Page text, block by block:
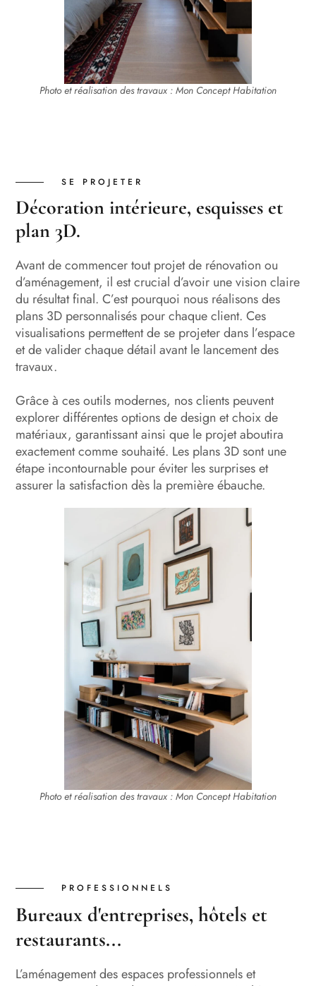
Photo et réalisation des travaux : Mon Concept Habitation
Photo et réalisation des travaux : Mon Concept Habitation
SE PROJETER
Décoration intérieure, esquisses et
plan 3D.
Avant de commencer tout projet de rénovation ou
d’aménagement, il est crucial d’avoir une vision claire
du résultat final. C’est pourquoi nous réalisons des
plans 3D personnalisés pour chaque client. Ces
visualisations permettent de se projeter dans l’espace
et de valider chaque détail avant le lancement des
travaux.
Grâce à ces outils modernes, nos clients peuvent
explorer différentes options de design et choix de
matériaux, garantissant ainsi que le projet aboutira
exactement comme souhaité. Les plans 3D sont une
étape incontournable pour éviter les surprises et
assurer la satisfaction dès la première ébauche.
PROFESSIONNELS
Bureaux d'entreprises, hôtels et
restaurants...
L’aménagement des espaces professionnels et